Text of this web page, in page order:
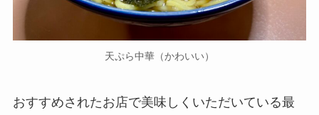
天ぷら中華（かわいい）
おすすめされたお店で美味しくいただいている最